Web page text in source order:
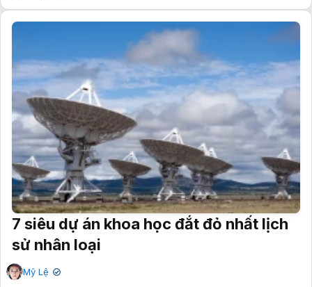
7 siêu dự án khoa học đắt đỏ nhất lịch
sử nhân loại
Mỹ Lệ ✔